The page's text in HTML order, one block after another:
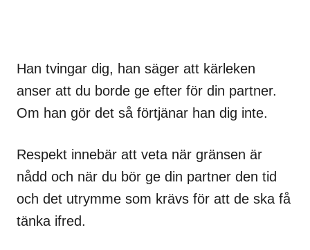
Han tvingar dig, han säger att kärleken
anser att du borde ge efter för din partner.
Om han gör det så förtjänar han dig inte.
Respekt innebär att veta när gränsen är
nådd och när du bör ge din partner den tid
och det utrymme som krävs för att de ska få
tänka ifred.